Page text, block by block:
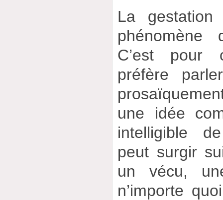
La
phénomène
C’est pour
préfère
une idée
intelligible
peut surgir
un vécu,
n’importe